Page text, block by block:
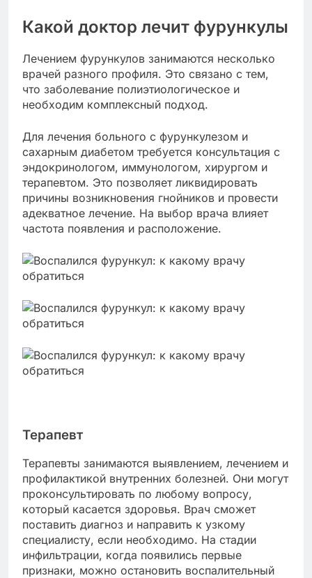
Какой доктор лечит фурункулы
Лечением фурункулов занимаются несколько
врачей разного профиля. Это связано с тем,
что заболевание полиэтиологическое и
необходим комплексный подход.
Для лечения больного с фурункулезом и
сахарным диабетом требуется консультация с
эндокринологом, иммунологом, хирургом и
терапевтом. Это позволяет ликвидировать
причины возникновения гнойников и провести
адекватное лечение. На выбор врача влияет
частота появления и расположение.
Терапевт
Терапевты занимаются выявлением, лечением и
профилактикой внутренних болезней. Они могут
проконсультировать по любому вопросу,
который касается здоровья. Врач сможет
поставить диагноз и направить к узкому
специалисту, если необходимо. На стадии
инфильтрации, когда появились первые
признаки, можно остановить воспалительный